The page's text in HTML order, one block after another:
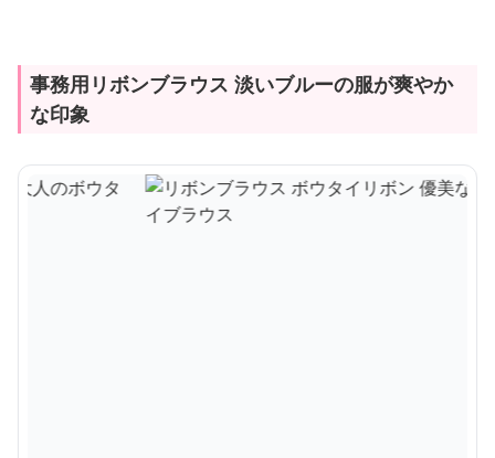
事務用リボンブラウス 淡いブルーの服が爽やか
な印象